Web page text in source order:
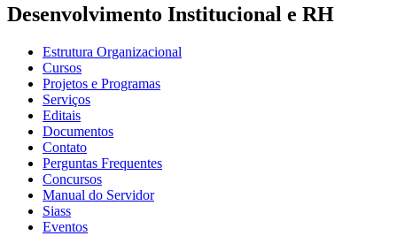
Desenvolvimento Institucional e RH
Estrutura Organizacional
Cursos
Projetos e Programas
Serviços
Editais
Documentos
Contato
Perguntas Frequentes
Concursos
Manual do Servidor
Siass
Eventos